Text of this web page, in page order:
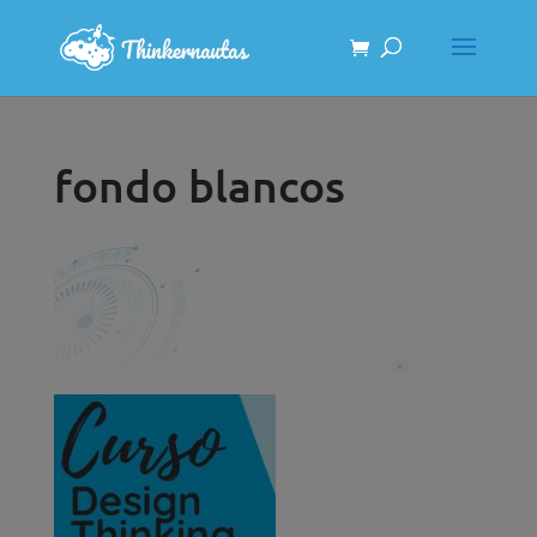
fondo blancos